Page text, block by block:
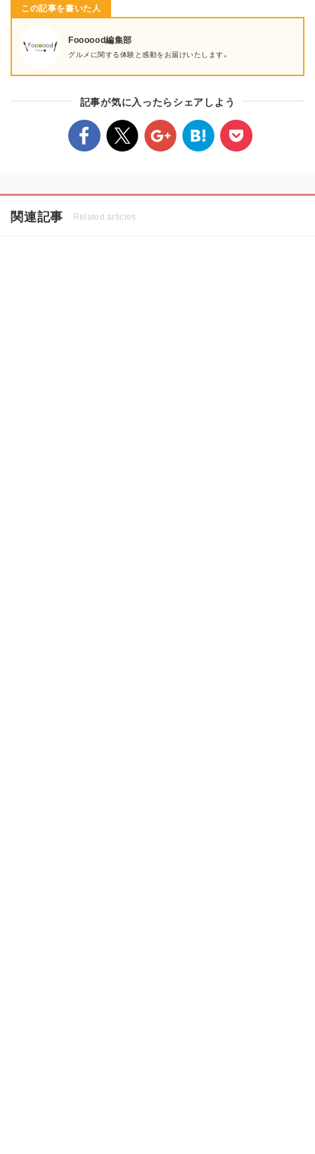
この記事を書いた人
Foooood編集部
グルメに関する体験と感動をお届けいたします。
記事が気に入ったらシェアしよう
関連記事 Related articles